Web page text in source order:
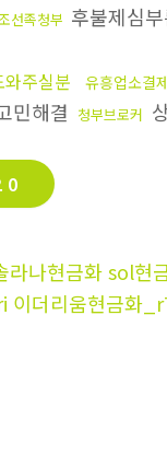
선족청부 후불제심
와주실분 유흥업소결
민해결 청부브로커
0
라나현금화 sol현
더리움현금화